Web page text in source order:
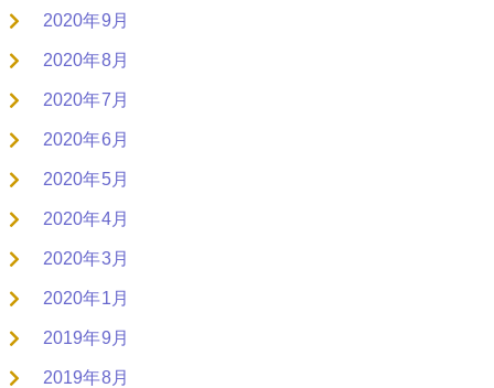
2020年9月
2020年8月
2020年7月
2020年6月
2020年5月
2020年4月
2020年3月
2020年1月
2019年9月
2019年8月